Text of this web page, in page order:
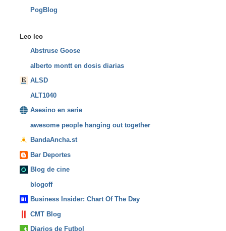
PogBlog
Leo leo
Abstruse Goose
alberto montt en dosis diarias
ALSD
ALT1040
Asesino en serie
awesome people hanging out together
BandaAncha.st
Bar Deportes
Blog de cine
blogoff
Business Insider: Chart Of The Day
CMT Blog
Diarios de Futbol